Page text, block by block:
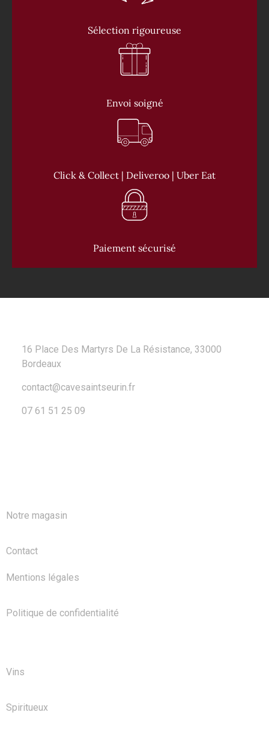
Sélection rigoureuse
Envoi soigné
Click & Collect | Deliveroo | Uber Eat
Paiement sécurisé
16 Place Des Martyrs De La Résistance, 33000
Bordeaux
contact@cavesaintseurin.fr
07 61 51 25 09
Notre magasin
Contact
Mentions légales
Politique de confidentialité
Vins
Spiritueux